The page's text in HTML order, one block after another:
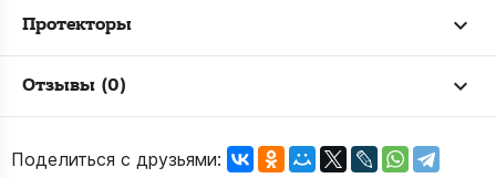
Протекторы
Отзывы (0)
Поделиться с друзьями: